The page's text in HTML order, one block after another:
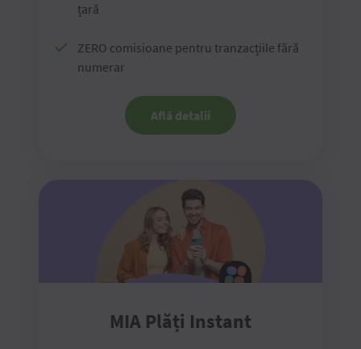
țară
ZERO comisioane pentru tranzacțiile fără
numerar
Află detalii
MIA Plăți Instant